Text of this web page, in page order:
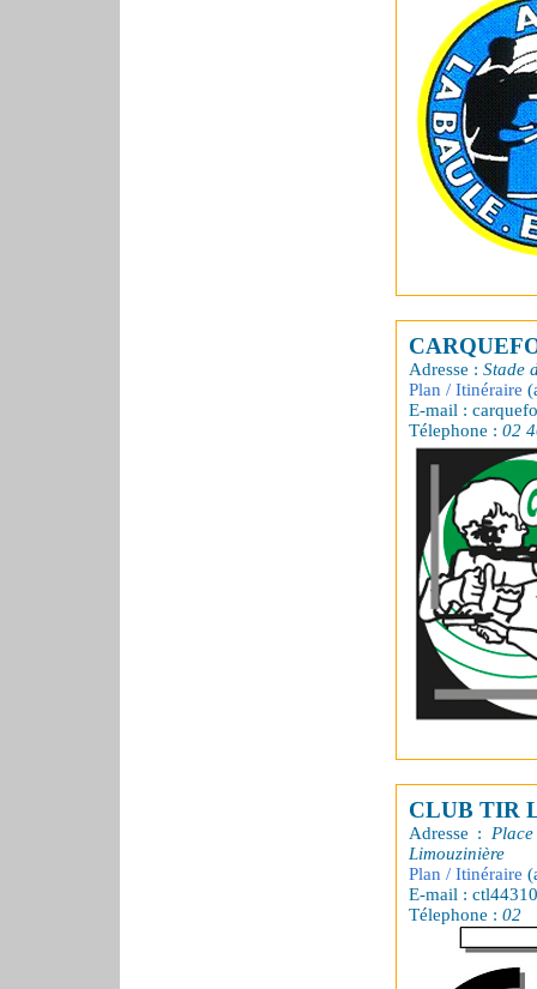
Adresse : Stade
Plan / Itinéraire
E-mail :
Télephone : 02
CLUB TIR
Adresse :
Limouzinière
Plan / Itinéraire
E-mail :
Télephone : 02